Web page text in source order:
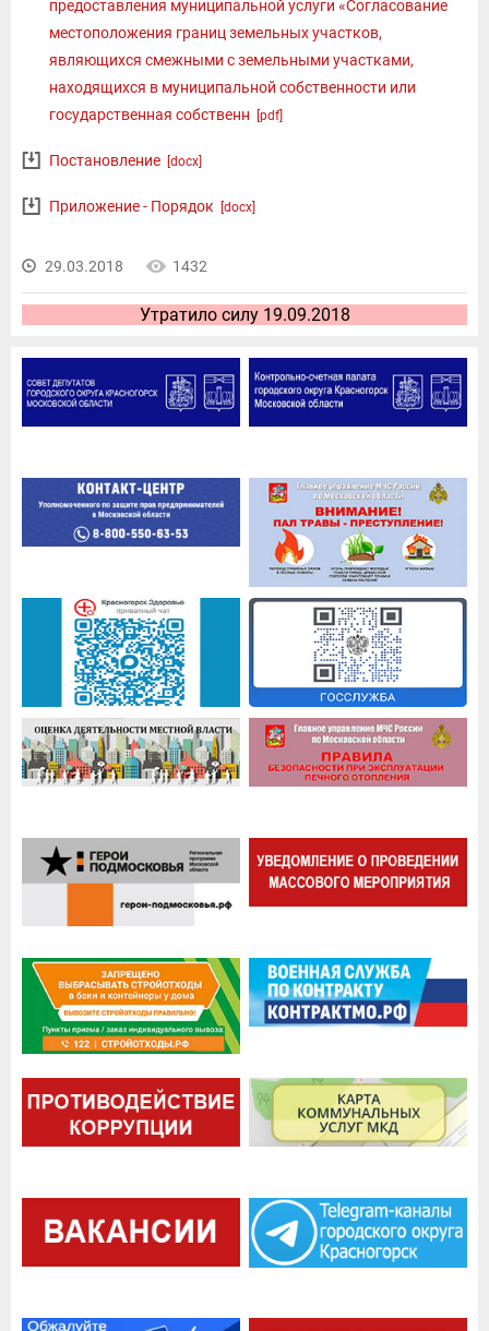
предоставления муниципальной услуги «Согласование
местоположения границ земельных участков,
являющихся смежными с земельными участками,
находящихся в муниципальной собственности или
государственная собственн
[pdf]
Постановление [docx]
Приложение - Порядок [docx]
29.03.2018 1432
Утратило силу 19.09.2018